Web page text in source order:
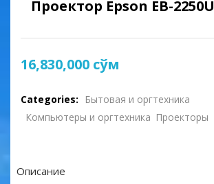
Проектор Epson EB-2250U
16,830,000 сўм
Categories:
Бытовая и оргтехника
Компьютеры и оргтехника Проекторы
Описание